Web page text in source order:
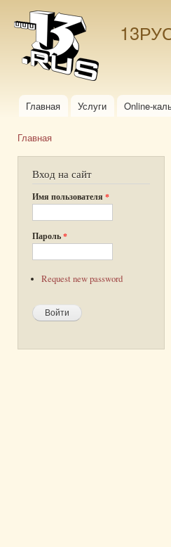
Главное меню
Главная Услуги Online-
Главная
Вход на сайт
Имя пользователя *
Пароль*
Request new password